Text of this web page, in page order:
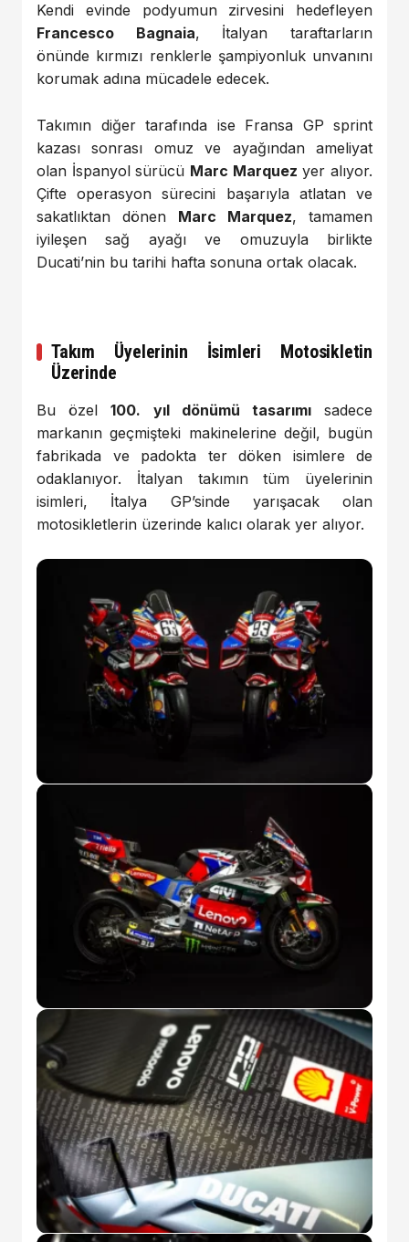
Kendi evinde podyumun zirvesini hedefleyen
Francesco Bagnaia, İtalyan taraftarların
önünde kırmızı renklerle şampiyonluk unvanını
korumak adına mücadele edecek.
Takımın diğer tarafında ise Fransa GP sprint
kazası sonrası omuz ve ayağından ameliyat
olan İspanyol sürücü Marc Marquez yer alıyor.
Çifte operasyon sürecini başarıyla atlatan ve
sakatlıktan dönen Marc Marquez, tamamen
iyileşen sağ ayağı ve omuzuyla birlikte
Ducati’nin bu tarihi hafta sonuna ortak olacak.
Takım Üyelerinin İsimleri Motosikletin
Üzerinde
Bu özel100. yıl dönümü tasarımısadece
markanın geçmişteki makinelerine değil, bugün
fabrikada ve padokta ter döken isimlere de
odaklanıyor. İtalyan takımın tüm üyelerinin
isimleri, İtalya GP’sinde yarışacak olan
motosikletlerin üzerinde kalıcı olarak yer alıyor.